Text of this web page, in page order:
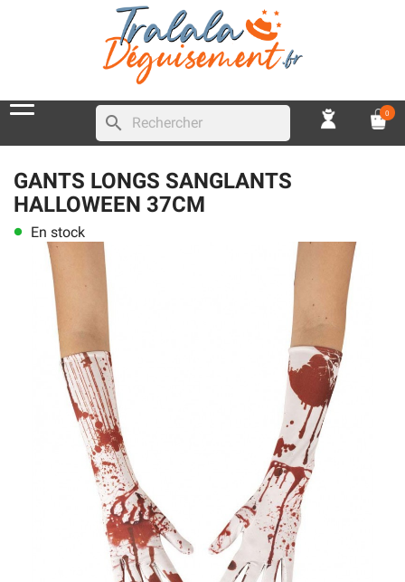
search 0
GANTS LONGS SANGLANTS
HALLOWEEN 37CM
lens En stock